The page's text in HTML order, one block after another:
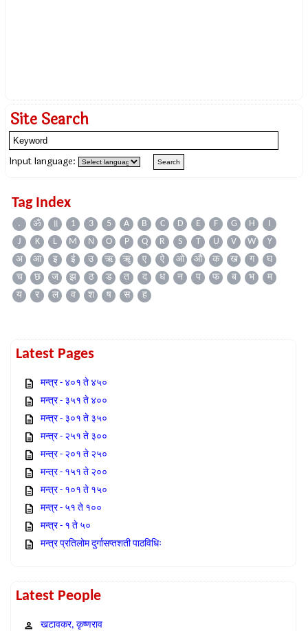
Site Search
Input language:
Tag Index
. ॐ ॥ 1 3 5 A B C D E F G H
I
J
K L M N O P Q R S T U V W
Y
अ
आ इ ई उ ऋ ॠ ए ऐ ओ औ क ख ग
घ
च
छ ज झ ठ ड त द ध न प फ ब भ
म
य
र ल व श ष स ह
Latest Pages
मन्त्र - ४०१ ते ४५०
मन्त्र - ३५१ ते ४००
मन्त्र - ३०१ ते ३५०
मन्त्र - २५१ ते ३००
मन्त्र - २०१ ते २५०
मन्त्र - १५१ ते २००
मन्त्र - १०१ ते १५०
मन्त्र - ५१ ते १००
मन्त्र - १ ते ५०
मन्त्र प्रतिलोम दुर्गासप्तशती पाठविधिः
Latest People
खटावकर, कृष्णराव